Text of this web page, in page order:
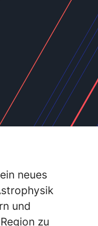
neues
und
zu